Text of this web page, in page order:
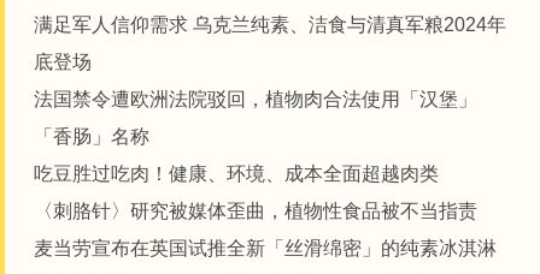
满足军人信仰需求 乌克兰纯素、洁食与清真军粮2024年
底登场
法国禁令遭欧洲法院驳回，植物肉合法使用「汉堡」
「香肠」名称
吃豆胜过吃肉！健康、环境、成本全面超越肉类
〈刺胳针〉研究被媒体歪曲，植物性食品被不当指责
麦当劳宣布在英国试推全新「丝滑绵密」的纯素冰淇淋